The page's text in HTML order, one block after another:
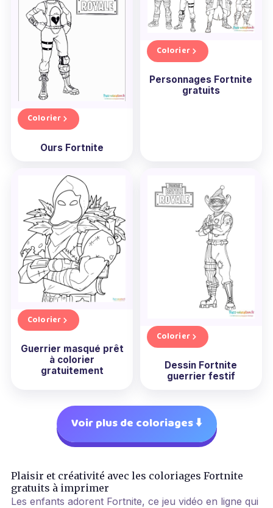
Colorier
Ours Fortnite
Colorier
Personnages Fortnite
gratuits
Colorier
Guerrier masqué prêt
à colorier
gratuitement
Colorier
Dessin Fortnite
guerrier festif
Voir plus de coloriages ⬇️
Plaisir et créativité avec les coloriages Fortnite
gratuits à imprimer
Les enfants adorent Fortnite, ce jeu vidéo en ligne qui